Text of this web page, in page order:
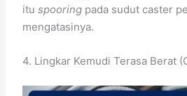
ituspooring pada sudut caster
mengatasinya.
4. Lingkar Kemudi Terasa Berat